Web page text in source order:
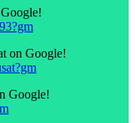
on Google!
Google!